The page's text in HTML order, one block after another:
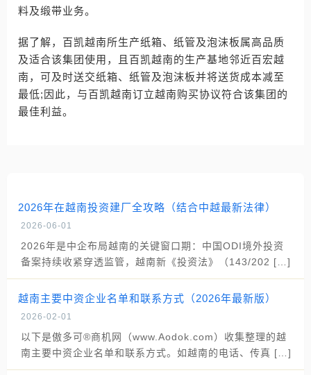
料及缎带业务。
据了解，百凯越南所生产纸箱、纸管及泡沫板属高品质
及适合该集团使用，且百凯越南的生产基地邻近百宏越
南，可及时送交纸箱、纸管及泡沫板并将送货成本减至
最低;因此，与百凯越南订立越南购买协议符合该集团的
最佳利益。
2026年在越南投资建厂全攻略（结合中越最新法律）
2026-06-01
2026年是中企布局越南的关键窗口期：中国ODI境外投资
备案持续收紧穿透监管，越南新《投资法》（143/202 […]
越南主要中资企业名单和联系方式（2026年最新版）
2026-02-01
以下是傲多可®商机网（www.Aodok.com）收集整理的越
南主要中资企业名单和联系方式。如越南的电话、传真 […]